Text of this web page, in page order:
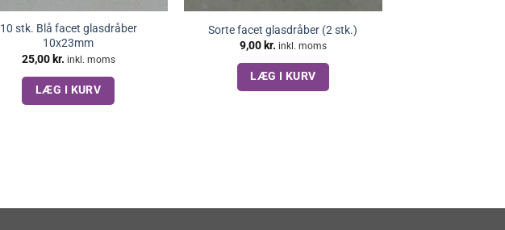
10 stk. Blå facet glasdråber
10x23mm
25,00 kr. inkl. moms
LÆG I KURV
Sorte facet glasdråber (2 stk.)
9,00 kr. inkl. moms
LÆG I KURV